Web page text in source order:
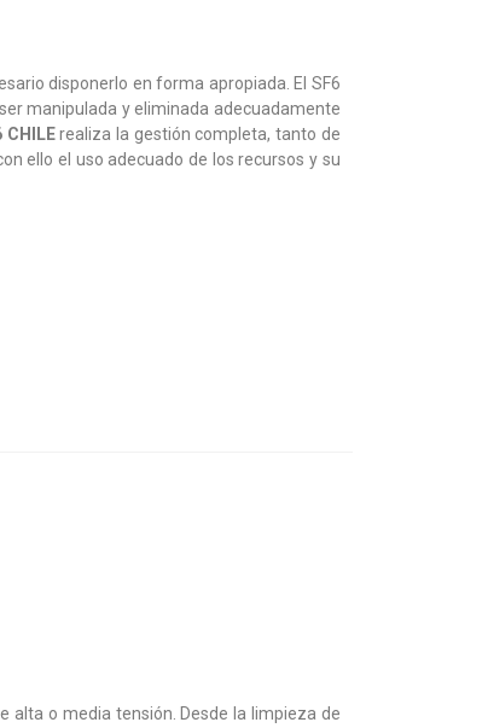
disponerlo en forma apropiada. El SF6
manipulada y eliminada adecuadamente
CHILErealiza la gestión completa, tanto de
ello el uso adecuado de los recursos y su
alta o media tensión. Desde la limpieza de